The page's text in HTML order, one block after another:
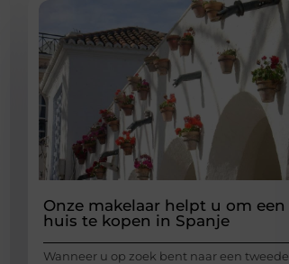
Onze makelaar helpt u om een
huis te kopen in Spanje
Wanneer u op zoek bent naar een tweede